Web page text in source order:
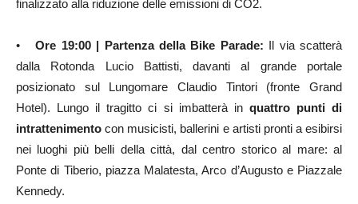
finalizzato alla riduzione delle emissioni di CO2.
•Ore 19:00 | Partenza della Bike Parade: Il via scatterà
dalla Rotonda Lucio Battisti, davanti al grande portale
posizionato sul Lungomare Claudio Tintori (fronte Grand
Hotel). Lungo il tragitto ci si imbatterà in quattro punti di
intrattenimento con musicisti, ballerini e artisti pronti a esibirsi
nei luoghi più belli della città, dal centro storico al mare: al
Ponte di Tiberio, piazza Malatesta, Arco d’Augusto e Piazzale
Kennedy.